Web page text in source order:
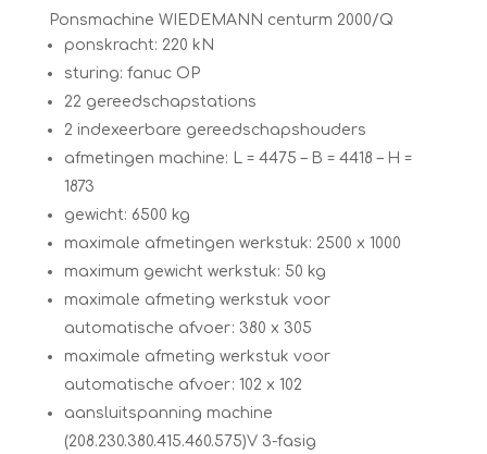
Ponsmachine WIEDEMANN centurm 2000/Q
ponskracht: 220 kN
sturing: fanuc OP
22 gereedschapstations
2 indexeerbare gereedschapshouders
afmetingen machine: L = 4475 – B = 4418 – H =
1873
gewicht: 6500 kg
maximale afmetingen werkstuk: 2500 x 1000
maximum gewicht werkstuk: 50 kg
maximale afmeting werkstuk voor
automatische afvoer: 380 x 305
maximale afmeting werkstuk voor
automatische afvoer: 102 x 102
aansluitspanning machine
(208.230.380.415.460.575)V 3-fasig